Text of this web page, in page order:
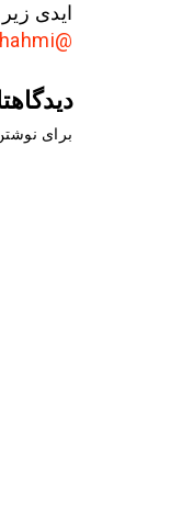
ایدی
@Toktamshahmi
برای